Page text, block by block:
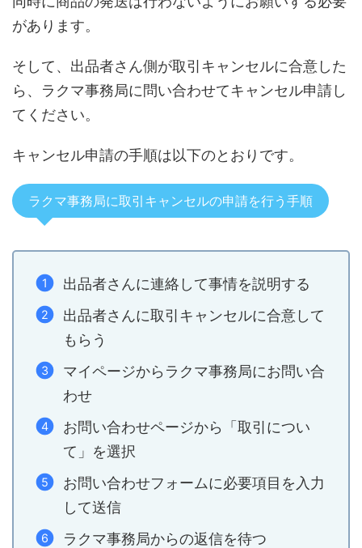
があります。
そして、出品者さん側が取引キャンセルに合意した
ら、ラクマ事務局に問い合わせてキャンセル申請し
てください。
キャンセル申請の手順は以下のとおりです。
ラクマ事務局に取引キャンセルの申請を行う手順
出品者さんに連絡して事情を説明する
出品者さんに取引キャンセルに合意して
もらう
マイページからラクマ事務局にお問い合
わせ
お問い合わせページから「取引につい
て」を選択
お問い合わせフォームに必要項目を入力
して送信
ラクマ事務局からの返信を待つ